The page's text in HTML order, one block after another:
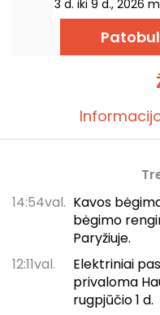
3 d. iki 9 d., 2026
itin smarkiai
praneša RATP ir
14:54val. Kavos
bėgimo
Paryžiuje.
12:11val.
Elektriniai
privaloma
rugpjūčio 1 d.